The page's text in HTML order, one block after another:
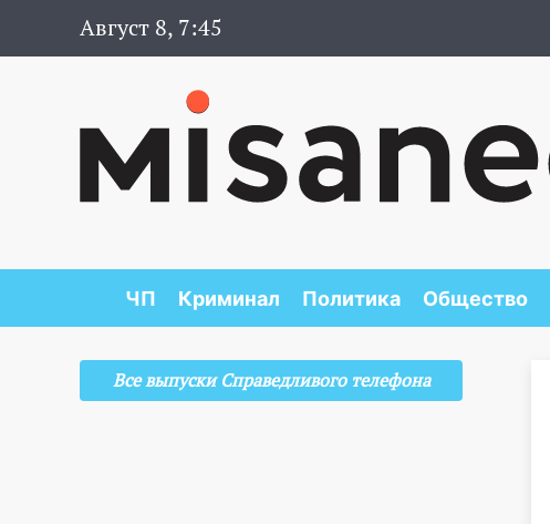
Август 8, 7:45
ЧП Криминал Политика Общество
Все выпуски Справедливого телефона